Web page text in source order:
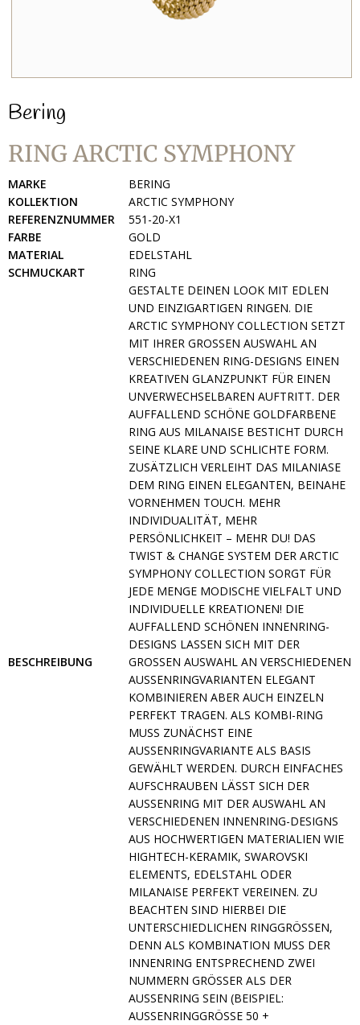
Bering
RING ARCTIC SYMPHONY
MARKE
BERING
KOLLEKTION
ARCTIC SYMPHONY
REFERENZNUMMER
551-20-X1
FARBE
GOLD
MATERIAL
EDELSTAHL
SCHMUCKART
RING
BESCHREIBUNG
GESTALTE DEINEN LOOK MIT EDLEN
UND EINZIGARTIGEN RINGEN. DIE
ARCTIC SYMPHONY COLLECTION SETZT
MIT IHRER GROSSEN AUSWAHL AN V
ERSCHIEDENEN RING-DESIGNS EINEN K
REATIVEN GLANZPUNKT FÜR EINEN U
NVERWECHSELBAREN AUFTRITT. DER A
UFFALLEND SCHÖNE GOLDFARBENE R
ING AUS MILANAISE BESTICHT DURCH S
EINE KLARE UND SCHLICHTE FORM. Z
USÄTZLICH VERLEIHT DAS MILANIASE D
EM RING EINEN ELEGANTEN, BEINAHE V
ORNEHMEN TOUCH. MEHR I
NDIVIDUALITÄT, MEHR P
ERSÖNLICHKEIT – MEHR DU! DAS T
WIST & CHANGE SYSTEM DER ARCTIC S
YMPHONY COLLECTION SORGT FÜR J
EDE MENGE MODISCHE VIELFALT UND I
NDIVIDUELLE KREATIONEN! DIE A
UFFALLEND SCHÖNEN INNENRING-D
ESIGNS LASSEN SICH MIT DER G
ROSSEN AUSWAHL AN VERSCHIEDENEN AU
SSENRINGVARIANTEN ELEGANT KOM
BINIEREN ABER AUCH EINZELN PER
FEKT TRAGEN. ALS KOMBI-RING MUS
S ZUNÄCHST EINE AUSS
ENRINGVARIANTE ALS BASIS GEWÄ
HLT WERDEN. DURCH EINFACHES AUFS
CHRAUBEN LÄSST SICH DER AUSSE
NRING MIT DER AUSWAHL AN VERSC
HIEDENEN INNENRING-DESIGNS AUS H
OCHWERTIGEN MATERIALIEN WIE HIGHT
ECH-KERAMIK, SWAROVSKI ELEME
NTS, EDELSTAHL ODER MILAN
AISE PERFEKT VEREINEN. ZU BEACH
TEN SIND HIERBEI DIE UNTER
SCHIEDLICHEN RINGGRÖSSEN, DENN A
LS KOMBINATION MUSS DER INNENR
ING ENTSPRECHEND ZWEI NUMMER
N GRÖSSER ALS DER AUSSENRI
NG SEIN (BEISPIEL: AUSSENRIN
GGRÖSSE 50 + INNENRINGG